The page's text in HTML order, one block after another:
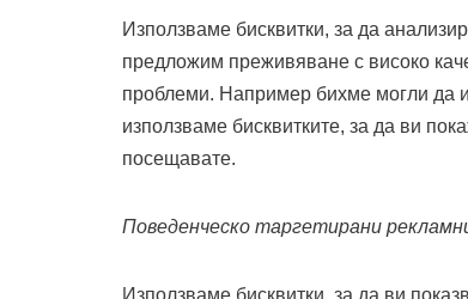
Използваме бисквитки, за да
предложим преживяване с високо
проблеми. Например бихме могли да
използваме бисквитките, за да ви
посещавате.
Поведенческо таргетирани